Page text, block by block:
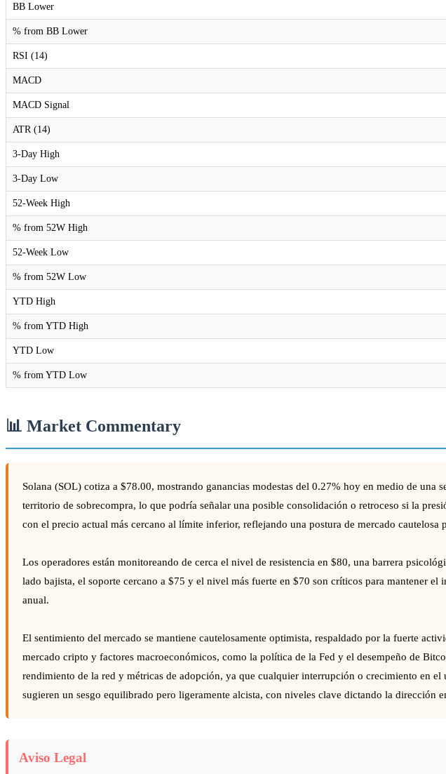
BB Lower
% from BB Lower
RSI (14)
MACD
MACD Signal
ATR (14)
3-Day High
3-Day Low
52-Week High
% from 52W High
52-Week Low
% from 52W Low
YTD High
% from YTD High
YTD Low
% from YTD Low
📊 Market Commentary
Solana (SOL) cotiza a $78.00, mostrando ganancias modestas del 0.27% hoy en medio de
territorio de sobrecompra, lo que podría señalar una posible consolidación o retroceso si la
con el precio actual más cercano al límite inferior, reflejando una postura de mercado cautelosa
Los operadores están monitoreando de cerca el nivel de resistencia en $80, una barrera
lado bajista, el soporte cercano a $75 y el nivel más fuerte en $70 son críticos para mantener
anual.
El sentimiento del mercado se mantiene cautelosamente optimista, respaldado por la fuerte
mercado cripto y factores macroeconómicos, como la política de la Fed y el desempeño de
rendimiento de la red y métricas de adopción, ya que cualquier interrupción o crecimiento en
sugieren un sesgo equilibrado pero ligeramente alcista, con niveles clave dictando la dirección
Aviso Legal